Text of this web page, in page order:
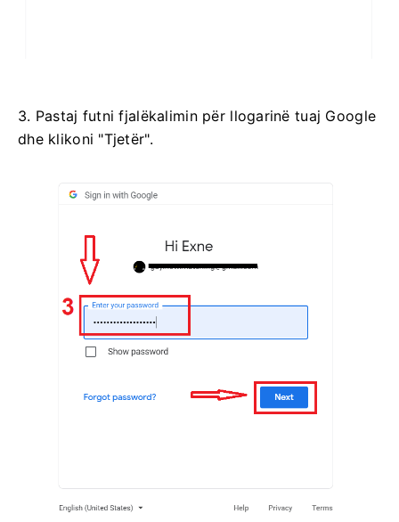
3. Pastaj futni fjalëkalimin për llogarinë tuaj Google
dhe klikoni "Tjetër".